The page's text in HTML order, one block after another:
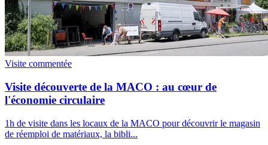
Visite commentée
Visite découverte de la MACO : au cœur de
l'économie circulaire
1h de visite dans les locaux de la MACO pour découvrir le magasin
de réemploi de matériaux, la bibli...